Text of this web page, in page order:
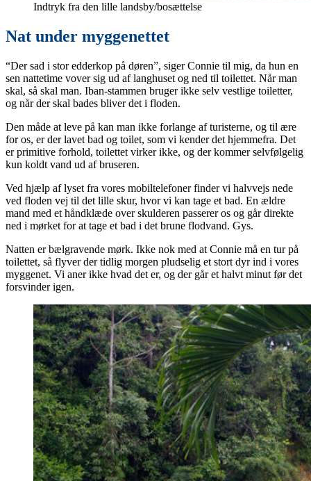
Indtryk fra den lille landsby/bosættelse
Nat under myggenettet
“Der sad i stor edderkop på døren”, siger Connie til mig, da hun en
sen nattetime vover sig ud af langhuset og ned til toilettet. Når man
skal, så skal man. Iban-stammen bruger ikke selv vestlige toiletter,
og når der skal bades bliver det i floden.
Den måde at leve på kan man ikke forlange af turisterne, og til ære
for os, er der lavet bad og toilet, som vi kender det hjemmefra. Det
er primitive forhold, toilettet virker ikke, og der kommer selvfølgelig
kun koldt vand ud af bruseren.
Ved hjælp af lyset fra vores mobiltelefoner finder vi halvvejs nede
ved floden vej til det lille skur, hvor vi kan tage et bad. En ældre
mand med et håndklæde over skulderen passerer os og går direkte
ned i mørket for at tage et bad i det brune flodvand. Gys.
Natten er bælgravende mørk. Ikke nok med at Connie må en tur på
toilettet, så flyver der tidlig morgen pludselig et stort dyr ind i vores
myggenet. Vi aner ikke hvad det er, og der går et halvt minut før det
forsvinder igen.